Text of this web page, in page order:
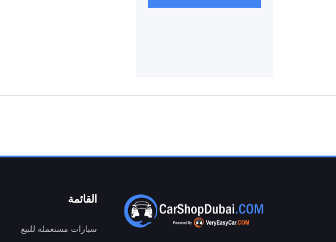
القائمة
سيارات مستعملة للبيع